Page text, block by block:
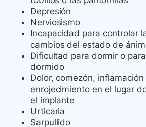
Depresión
Nerviosismo
Incapacidad para controlar
cambios del estado de
Dificultad para dormir o
dormido
Dolor, comezón, inflamación
enrojecimiento en el lugar
el implante
Urticaria
Sarpullido